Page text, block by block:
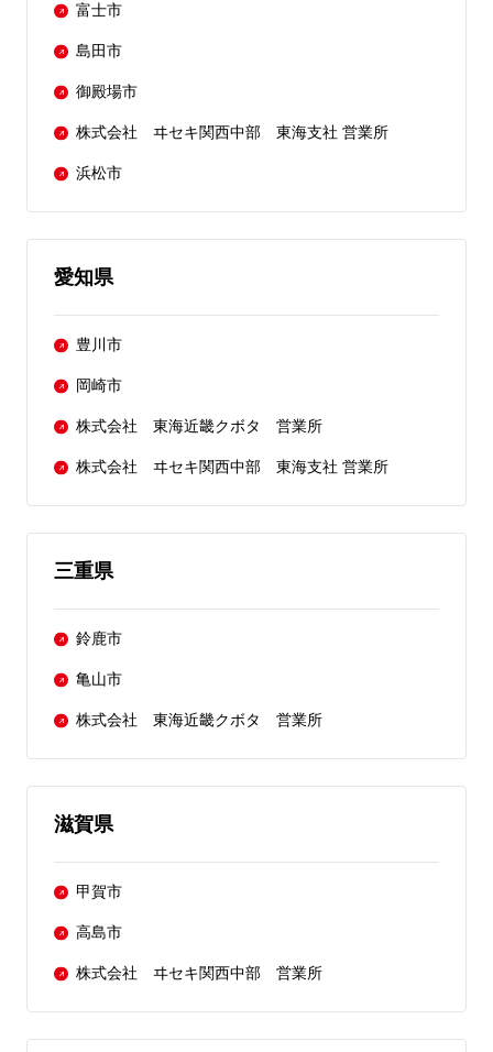
富士市
島田市
御殿場市
株式会社 ヰセキ関西中部 東海支社 営業所
浜松市
愛知県
豊川市
岡崎市
株式会社 東海近畿クボタ 営業所
株式会社 ヰセキ関西中部 東海支社 営業所
三重県
鈴鹿市
亀山市
株式会社 東海近畿クボタ 営業所
滋賀県
甲賀市
高島市
株式会社 ヰセキ関西中部 営業所